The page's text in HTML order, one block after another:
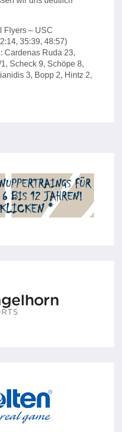
Flyers – USC
35:39, 48:57)
Cardenas Ruda 23,
Scheck 9, Schöpe 8,
3, Bopp 2, Hintz 2,